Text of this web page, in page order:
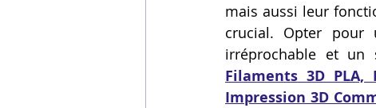
mais aussi leur
crucial. Opter pour
irréprochable et un
Filaments 3D PLA,
Impression 3D